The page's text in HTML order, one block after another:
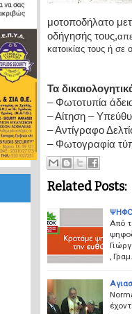
μοτοποδήλατο
οδήγησής τους,
κατοικίας τους ή
Τα
– Φωτοτυπία
– Αίτηση –
– Αντίγραφο
– Φωτογραφία
Related Posts:
Από
, Γραμ…